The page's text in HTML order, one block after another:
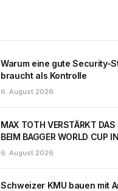
Warum eine gute Security-
braucht als Kontrolle
6. August 2026
MAX TOTH VERSTÄRKT DAS
BEIM BAGGER WORLD CUP
6. August 2026
Schweizer KMU bauen mit